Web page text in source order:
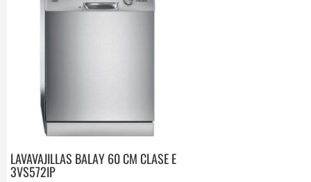
LAVAVAJILLAS BALAY 60 CM CLASE E
3VS572IP